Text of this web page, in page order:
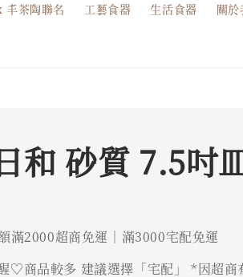
茶陶聯名 工藝食器 生活食器 關於
和 砂質 7.5吋
滿2000超商免運｜滿3000宅配免運
♡商品較多 建議選擇「宅配」 *因超商